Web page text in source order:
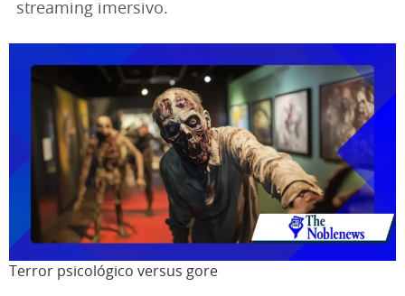
streaming imersivo.
Terror psicológico versus gore